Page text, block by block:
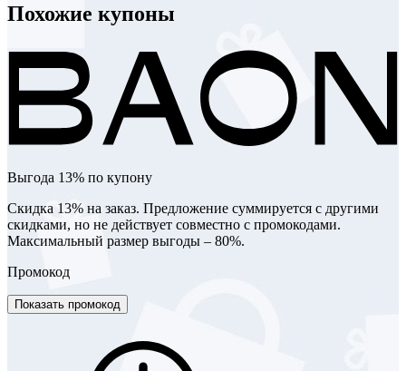
Похожие купоны
Выгода 13% по купону
Скидка 13% на заказ. Предложение суммируется с другими
скидками, но не действует совместно с промокодами.
Максимальный размер выгоды – 80%.
Промокод
Показать промокод